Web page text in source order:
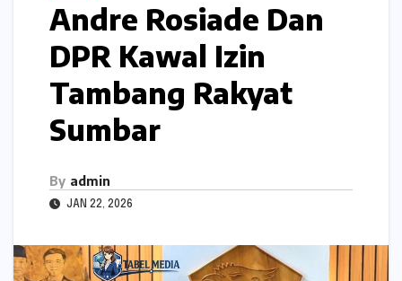
Andre Rosiade Dan
DPR Kawal Izin
Tambang Rakyat
Sumbar
By admin
JAN 22, 2026